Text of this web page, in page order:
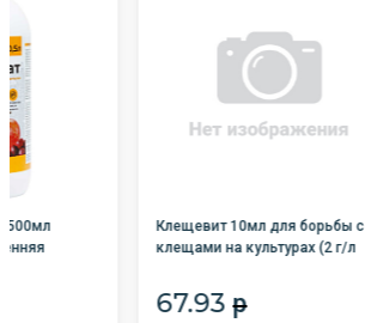
500мл
Клещевит 10мл для борьбы с
клещами на культурах (2 г/л
67.93 p